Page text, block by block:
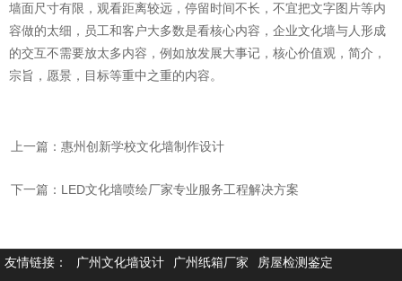
墙面尺寸有限，观看距离较远，停留时间不长，不宜把文字图片等内
容做的太细，员工和客户大多数是看核心内容，企业文化墙与人形成
的交互不需要放太多内容，例如放发展大事记，核心价值观，简介，
宗旨，愿景，目标等重中之重的内容。
上一篇：惠州创新学校文化墙制作设计
下一篇：LED文化墙喷绘厂家专业服务工程解决方案
友情链接： 广州文化墙设计 广州纸箱厂家 房屋检测鉴定